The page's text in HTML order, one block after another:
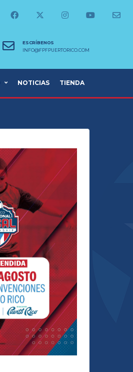
ESCRÍBENOS
INFO@FPFPUERTORICO.COM
NOTICIAS TIENDA